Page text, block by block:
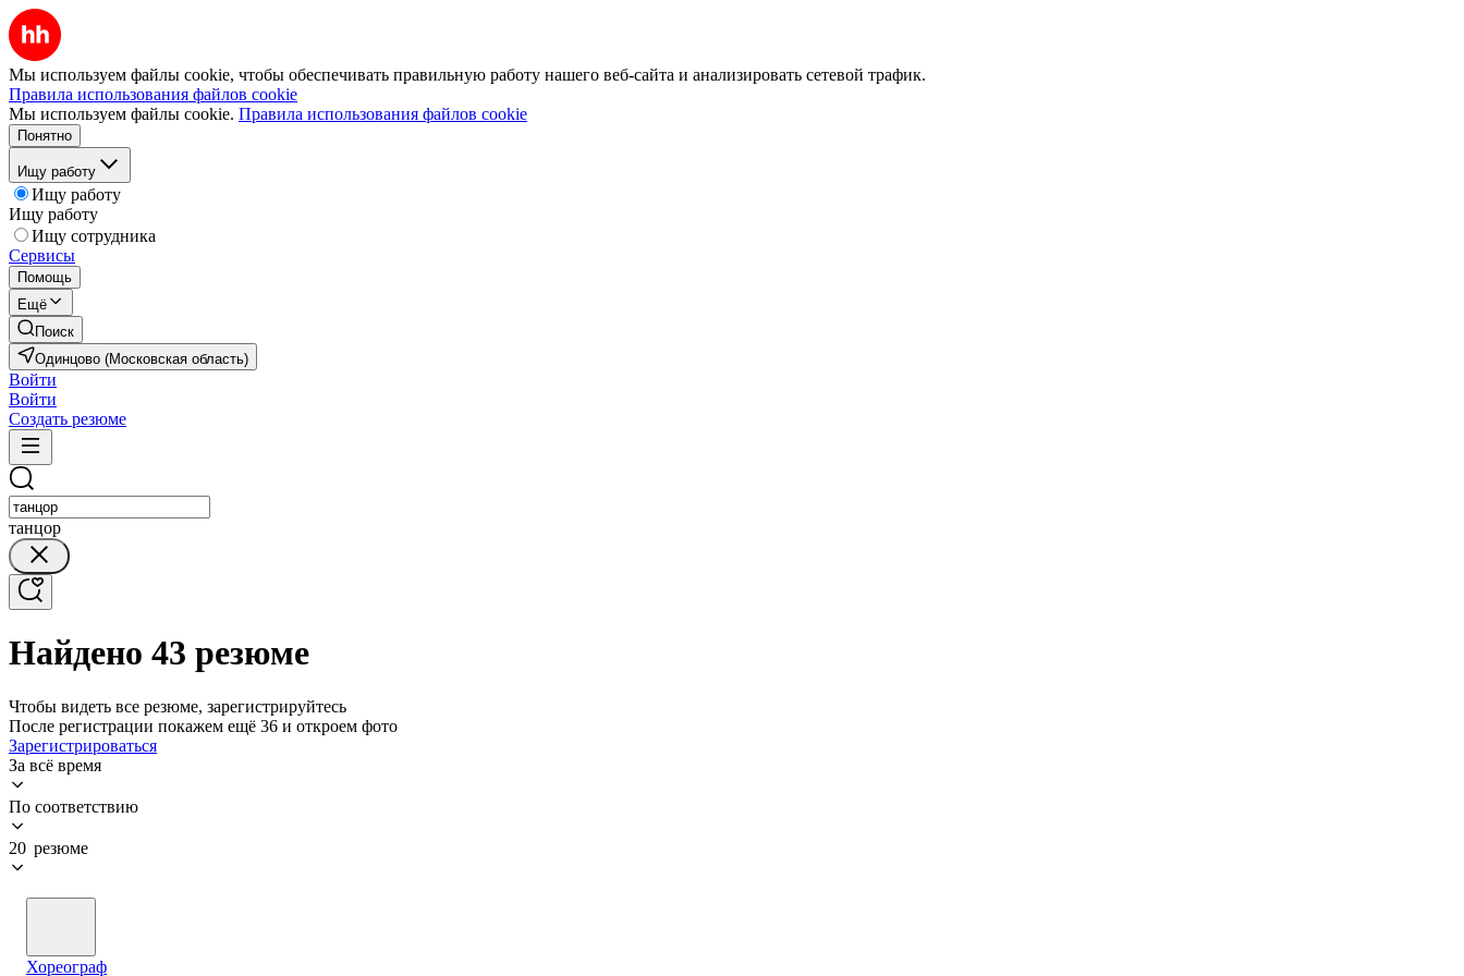
Мы используем файлы cookie, чтобы обеспечивать правильную работу нашего веб-сайта и анализировать сетевой трафик.
Правила использования файлов cookie
Мы используем файлы cookie. Правила использования файлов cookie
Понятно
Ищу работу
Ищу работу
Ищу работу
Ищу сотрудника
Сервисы
Помощь
Ещё
Поиск
Одинцово (Московская область)
Войти
Войти
Создать резюме
танцор
Найдено 43 резюме
Чтобы видеть все резюме, зарегистрируйтесь
После регистрации покажем ещё 36 и откроем фото
Зарегистрироваться
За всё время
По соответствию
20 резюме
Хореограф